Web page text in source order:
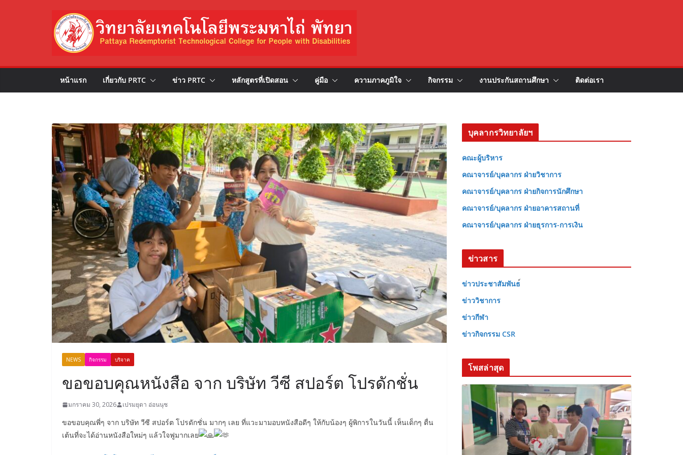
หน้าแรก เกี่ยวกับ PRTC ข่าว PRTC หลักสูตรที่เปิดสอน คู่มือ ความภาคภูมิใจ กิจกรรม งานประกันสถานศึกษา ติดต่อเรา
NEWS กิจกรรม บริจาค
ขอขอบคุณหนังสือ จาก บริษัท วีซี สปอร์ต โปรดักชั่น
มกราคม 30, 2026 เปรมยุดา อ่อนนุช
ขอขอบคุณพี่ๆ จาก บริษัท วีซี สปอร์ต โปรดักชั่น มากๆ เลย ที่แวะมามอบหนังสือดีๆ ให้กับน้องๆ ผู้พิการในวันนี้ เห็นเด็กๆ ตื่น
เต้นที่จะได้อ่านหนังสือใหม่ๆ แล้วใจฟูมากเลย
บุคลากรวิทยาลัยฯ
คณะผู้บริหาร
คณาจารย์/บุคลากร ฝ่ายวิชาการ
คณาจารย์/บุคลากร ฝ่ายกิจการนักศึกษา
คณาจารย์/บุคลากร ฝ่ายอาคารสถานที่
คณาจารย์/บุคลากร ฝ่ายธุรการ-การเงิน
ข่าวสาร
ข่าวประชาสัมพันธ
ข่าววิชาการ
ข่าวกีฬา
ข่าวกิจกรรม CSR
โพสล่าสุด